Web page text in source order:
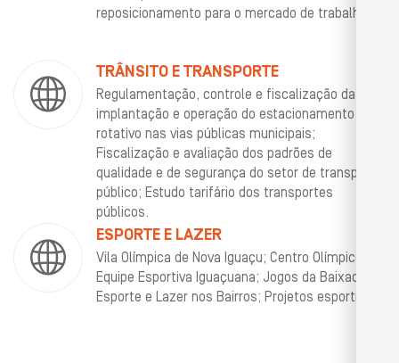
reposicionamento para o mercado de trabalho.
TRÂNSITO E TRANSPORTE
Regulamentação, controle e fiscalização da
implantação e operação do estacionamento
rotativo nas vias públicas municipais;
Fiscalização e avaliação dos padrões de
qualidade e de segurança do setor de transporte
público; Estudo tarifário dos transportes
públicos.
ESPORTE E LAZER
Vila Olímpica de Nova Iguaçu; Centro Olímpico;
Equipe Esportiva Iguaçuana; Jogos da Baixada;
Esporte e Lazer nos Bairros; Projetos esportivos.